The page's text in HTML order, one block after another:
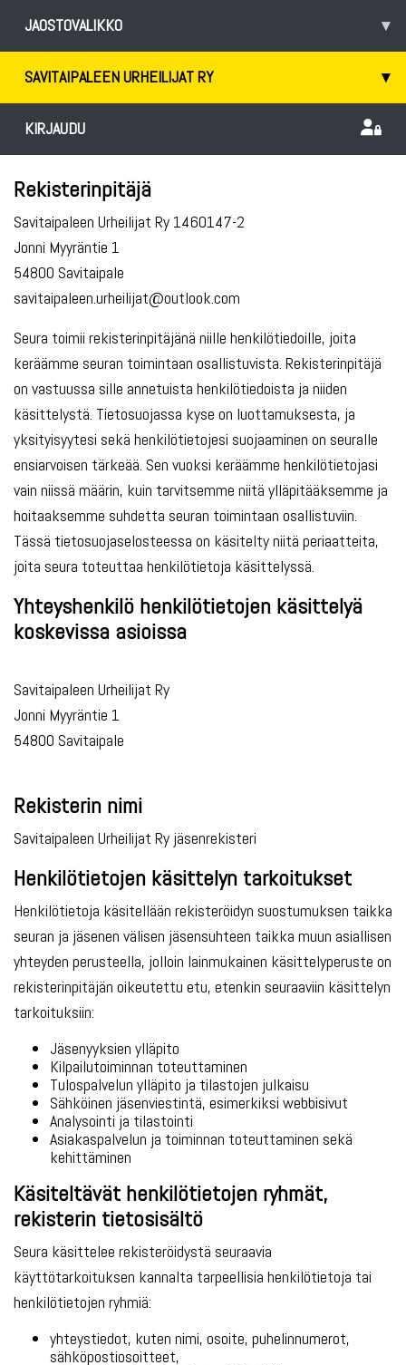
JAOSTOVALIKKO ▾
SAVITAIPALEEN URHEILIJAT RY ▾
KIRJAUDU
Rekisterinpitäjä
Savitaipaleen Urheilijat Ry 1460147-2
Jonni Myyräntie 1
54800 Savitaipale
savitaipaleen.urheilijat@outlook.com
Seura toimii rekisterinpitäjänä niille henkilötiedoille, joita
keräämme seuran toimintaan osallistuvista. Rekisterinpitäjä
on vastuussa sille annetuista henkilötiedoista ja niiden
käsittelystä. Tietosuojassa kyse on luottamuksesta, ja
yksityisyytesi sekä henkilötietojesi suojaaminen on seuralle
ensiarvoisen tärkeää. Sen vuoksi keräämme henkilötietojasi
vain niissä määrin, kuin tarvitsemme niitä ylläpitääksemme ja
hoitaaksemme suhdetta seuran toimintaan osallistuviin.
Tässä tietosuojaselosteessa on käsitelty niitä periaatteita,
joita seura toteuttaa henkilötietoja käsittelyssä.
Yhteyshenkilö henkilötietojen käsittelyä
koskevissa asioissa
Savitaipaleen Urheilijat Ry
Jonni Myyräntie 1
54800 Savitaipale
Rekisterin nimi
Savitaipaleen Urheilijat Ry jäsenrekisteri
Henkilötietojen käsittelyn tarkoitukset
Henkilötietoja käsitellään rekisteröidyn suostumuksen taikka
seuran ja jäsenen välisen jäsensuhteen taikka muun asiallisen
yhteyden perusteella, jolloin lainmukainen käsittelyperuste on
rekisterinpitäjän oikeutettu etu, etenkin seuraaviin käsittelyn
tarkoituksiin:
Jäsenyyksien ylläpito
Kilpailutoiminnan toteuttaminen
Tulospalvelun ylläpito ja tilastojen julkaisu
Sähköinen jäsenviestintä, esimerkiksi webbisivut
Analysointi ja tilastointi
Asiakaspalvelun ja toiminnan toteuttaminen sekä
kehittäminen
Käsiteltävät henkilötietojen ryhmät,
rekisterin tietosisältö
Seura käsittelee rekisteröidystä seuraavia
käyttötarkoituksen kannalta tarpeellisia henkilötietoja tai
henkilötietojen ryhmiä:
yhteystiedot, kuten nimi, osoite, puhelinnumerot,
sähköpostiosoitteet,